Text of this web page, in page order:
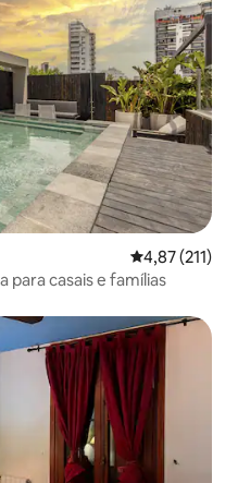
4,87 de uma
4,87 (211)
para casais e famílias